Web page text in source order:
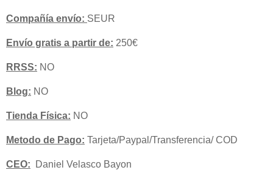
Compañía envío: SEUR
Envío gratis a partir de: 250€
RRSS: NO
Blog: NO
Tienda Física: NO
Metodo de Pago: Tarjeta/Paypal/Transferencia/ COD
CEO: Daniel Velasco Bayon